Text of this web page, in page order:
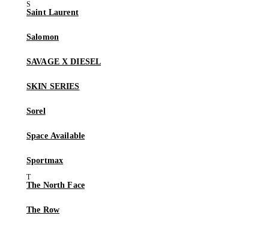
Saint Laurent
Salomon
SAVAGE X DIESEL
SKIN SERIES
Sorel
Space Available
Sportmax
The North Face
The Row